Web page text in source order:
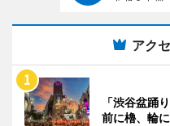
アク
「渋谷盆踊
前に櫓、輪